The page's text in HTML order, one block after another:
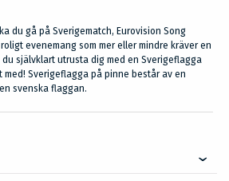
du gå på Sverigematch, Eurovision Song
evenemang som mer eller mindre kräver en
du självklart utrusta dig med en Sverigeflagga
Sverigeflagga på pinne består av en
svenska flaggan.